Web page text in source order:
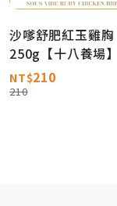
沙嗲舒肥紅玉雞胸
250g【十八養場】
NT$210
210